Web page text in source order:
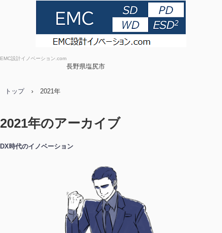
EMC設計イノベーション.com
長野県塩尻市
トップ › 2021年
2021年のアーカイブ
DX時代のイノベーション